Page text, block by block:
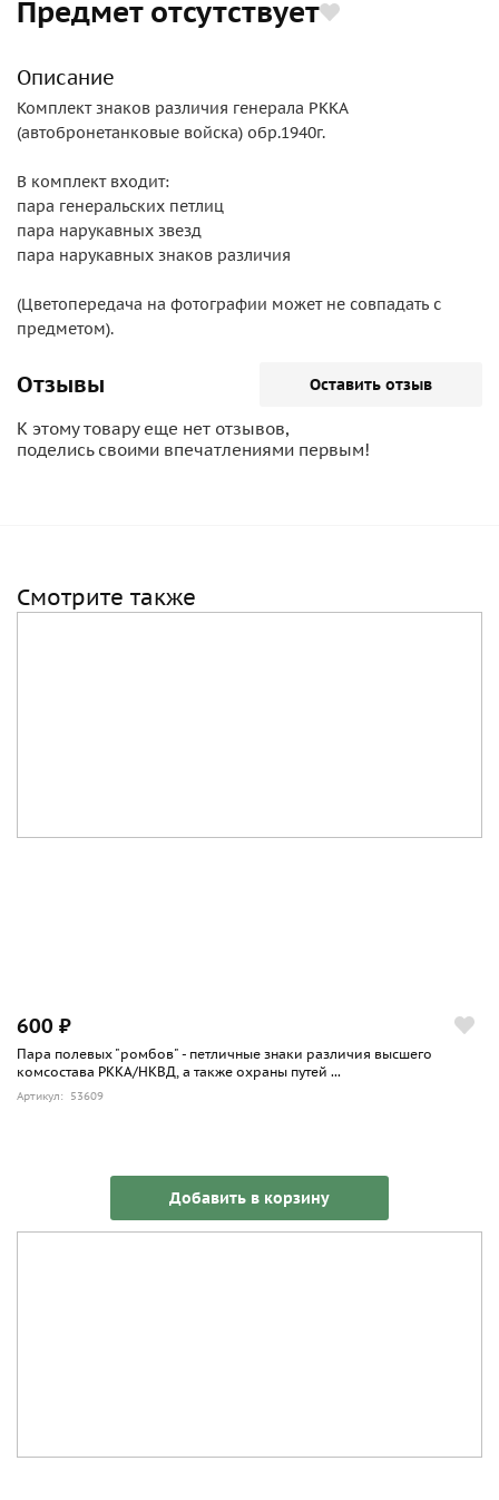
Предмет отсутствует
Описание
Комплект знаков различия генерала РККА
(автобронетанковые войска) обр.1940г.
В комплект входит:
пара генеральских петлиц
пара нарукавных звезд
пара нарукавных знаков различия
(Цветопередача на фотографии может не совпадать с
предметом).
Отзывы Оставить отзыв
К этому товару еще нет отзывов,
поделись своими впечатлениями первым!
Смотрите также
600 ₽
Пара полевых "ромбов" - петличные знаки различия высшего
комсостава РККА/НКВД, а также охраны путей ...
Артикул: 53609
Добавить в корзину